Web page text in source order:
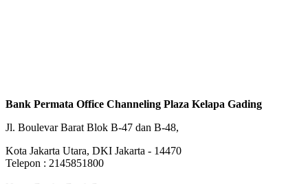
Bank Permata Office Channeling Plaza Kelapa Gading
Jl. Boulevar Barat Blok B-47 dan B-48,
Kota Jakarta Utara, DKI Jakarta - 14470
Telepon : 2145851800